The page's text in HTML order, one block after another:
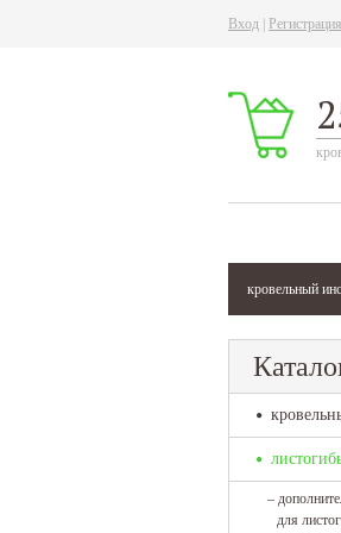
Вход Регистрация
кровельный
–
для